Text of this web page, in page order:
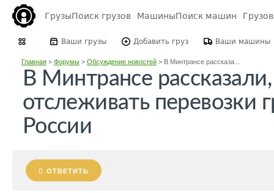
ГрузыПоиск грузов МашиныПоиск машин
Ваши грузы Добавить груз Ваши машины
Главная> Форумы> Обсуждение новостей> В Минтрансе рассказа...
В Минтрансе
отслеживать перевозки
России
ОТВЕТИТЬ